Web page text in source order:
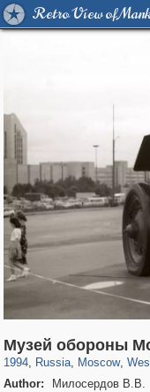
Retro View of
Музей обороны
1994, Russia
1,407,833
, Moscow
319,968 8,295
,
27,135
Author:
Милосердов В.В.